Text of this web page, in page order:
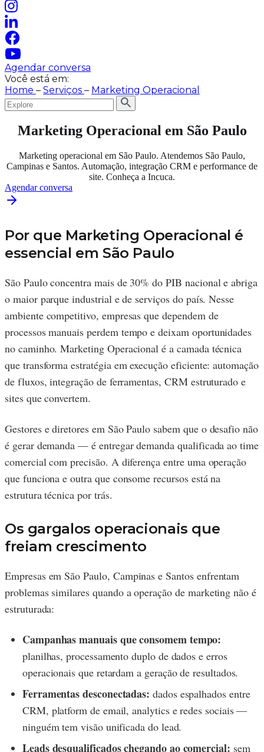
Agendar conversa
Você está em:
Home – Serviços – Marketing Operacional
Marketing Operacional em São Paulo
Marketing operacional em São Paulo. Atendemos São Paulo,
Campinas e Santos. Automação, integração CRM e performance de
site. Conheça a Incuca.
Agendar conversa
Por que Marketing Operacional é
essencial em São Paulo
São Paulo concentra mais de 30% do PIB nacional e abriga
o maior parque industrial e de serviços do país. Nesse
ambiente competitivo, empresas que dependem de
processos manuais perdem tempo e deixam oportunidades
no caminho. Marketing Operacional é a camada técnica
que transforma estratégia em execução eficiente: automação
de fluxos, integração de ferramentas, CRM estruturado e
sites que convertem.
Gestores e diretores em São Paulo sabem que o desafio não
é gerar demanda — é entregar demanda qualificada ao time
comercial com precisão. A diferença entre uma operação
que funciona e outra que consome recursos está na
estrutura técnica por trás.
Os gargalos operacionais que
freiam crescimento
Empresas em São Paulo, Campinas e Santos enfrentam
problemas similares quando a operação de marketing não é
estruturada:
Campanhas manuais que consomem tempo:
planilhas, processamento duplo de dados e erros
operacionais que retardam a geração de resultados.
Ferramentas desconectadas: dados espalhados entre
CRM, platform de email, analytics e redes sociais —
ninguém tem visão unificada do lead.
Leads desqualificados chegando ao comercial: sem